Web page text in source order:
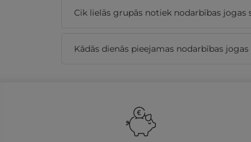
Cik lielās grupās notiek nodarbības jogas
Kādās dienās pieejamas nodarbības